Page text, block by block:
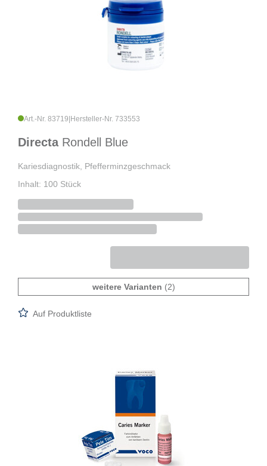
Art.-Nr. 83719 Hersteller-Nr. 733553
Directa Rondell Blue
Kariesdiagnostik, Pfefferminzgeschmack
Inhalt: 100 Stück
weitere Varianten (2)
Auf Produktliste